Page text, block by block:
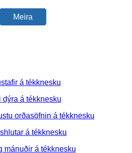
Meira
á tékknesku
dýra á tékknesku
orðasöfnin á tékknesku
á tékknesku
mánuðir á tékknesku